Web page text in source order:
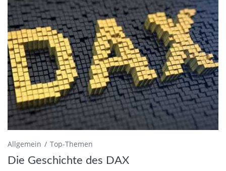
Allgemein Top-Themen
Die Geschichte des DAX